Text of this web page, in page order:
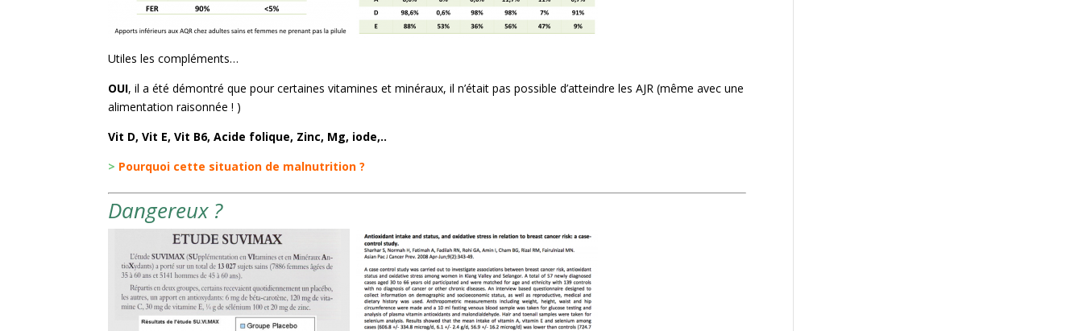
Utiles les compléments…
OUI, il a été démontré que pour certaines vitamines et minéraux, il n’était pas possible d’atteindre les AJR (même avec une
alimentation raisonnée ! )
Vit D, Vit E, Vit B6, Acide folique, Zinc, Mg, iode,..
> Pourquoi cette situation de malnutrition ?
Dangereux ?